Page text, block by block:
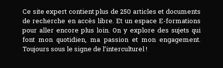
Ce site expert contient plus de 250 articles et documents
de recherche en accès libre. Et un espace E-formations
pour aller encore plus loin. On y explore des sujets qui
font mon quotidien, ma passion et mon engagement.
Toujours sous le signe de l’interculturel !